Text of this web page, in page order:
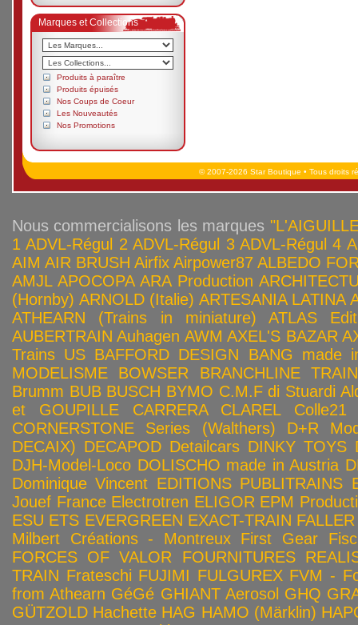
Marques et Collections
Produits à paraître
Produits épuisés
Nos Coups de Coeur
Les Nouveautés
Nos Promotions
© 2007-2026 Star Boutique • Tous droits
Nous commercialisons les marques
1 ADVL-Régul 2 ADVL-Régul 3 ADVL-Régul 4
AIM AIR BRUSH Airfix Airpower87 ALBEDO
AMJL APOCOPA ARA Production
(Hornby) ARNOLD (Italie) ARTESANIA LATINA
ATHEARN (Trains in miniature)
ATLAS
AUBERTRAIN Auhagen AWM AXEL'S BAZAR
Trains US BAFFORD DESIGN
BANG made
MODELISME
BOWSER
BRANCHLINE
Brumm BUB BUSCH BYMO C.M.F di Stuardi
et GOUPILLE
CARRERA CLAREL
Colle21
CORNERSTONE Series (Walthers)
D+R
DECAIX) DECAPOD Detailcars DINKY TOYS
DJH-Model-Loco DOLISCHO made in Austria
Dominique Vincent EDITIONS PUBLITRAINS
Jouef France Electrotren ELIGOR EPM
ESU ETS EVERGREEN EXACT-TRAIN FALLER
Milbert Créations - Montreux First Gear
FORCES OF VALOR
FOURNITURES
TRAIN Frateschi FUJIMI FULGUREX FVM -
from Athearn GéGé GHIANT Aerosol GHQ
GÜTZOLD Hachette HAG HAMO (Märklin)